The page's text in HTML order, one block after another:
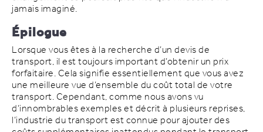
jamais imaginé.
Épilogue
Lorsque vous êtes à la recherche d’un devis de
transport, il est toujours important d’obtenir un prix
forfaitaire. Cela signifie essentiellement que vous avez
une meilleure vue d’ensemble du coût total de votre
transport. Cependant, comme nous avons vu
d’innombrables exemples et décrit à plusieurs reprises,
l’industrie du transport est connue pour ajouter des